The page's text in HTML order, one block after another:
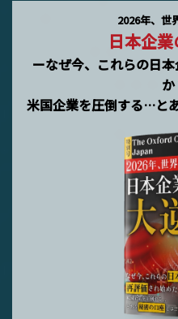
2026年、世
日本企
ーなぜ今、これらの日
米国企業を圧倒する…と